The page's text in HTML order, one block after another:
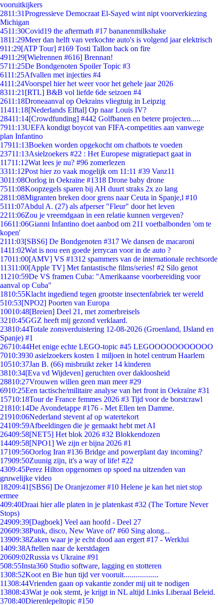
vooruitkijkers
2811:31Progressieve Democraat El-Sayed wint nipt voorverkiezing
Michigan
4511:30Covid19 the aftermath #17 bananenmilkshake
1811:29Meer dan helft van verkochte auto's is volgend jaar elektrisch
911:29[ATP Tour] #169 Tosti Tallon back on fire
4911:29[Wielrennen #616] Brennan!
5711:25De Bondgenoten Spoiler Topic #3
6111:25Afvallen met injecties #4
4111:24Voorspel hier het weer voor het gehele jaar 2026
8311:21 [RTL] B&B vol liefde 6de seizoen #4
2611:18Droneaanval op Oekrains vliegtuig in Leipzig
11411:18[Nederlands Elftal] Op naar Louis IV?
28411:14[Crowdfunding] #442 Golfbanen en betere projecten.....
7911:13UEFA kondigt boycot van FIFA-competities aan vanwege
plan Infantino
17911:13Boeken worden opgekocht om chatbots te voeden
23711:13Asielzoekers #22 : Het Europese migratiepact gaat in
11711:12Wat lees je nu? #96 zomerlezen
3311:12Post hier zo vaak mogelijk om 11:11 #39 Vanz11
3011:08Oorlog in Oekraïne #1318 Drone baby drone
7511:08Koopzegels sparen bij AH duurt straks 2x zo lang
2811:08Migranten breken door grens naar Ceuta in Spanje,l #10
5111:07Abdul A. (27) als afperser "Fleur" door het leven
2211:06Zou je vreemdgaan in een relatie kunnen vergeven?
16611:06Gianni Infantino doet aanbod om 211 voetbalbonden 'om te
kopen'
2111:03[SBS6] De Bondgenoten #317 We dansen de macaroni
1411:02Wat is nou een goede jerrycan voor in de auto ?
17011:00[AMV] VS #1312 spammers van de internationale rechtsorde
11311:00[Apple TV] Met fantastische films/series! #2 Silo genot
11210:59De VS framen Cuba: "Amerikaanse voorbereiding voor
aanval op Cuba"
1810:55Klacht ingediend tegen grootste insectenfabriek ter wereld
510:53[NPO2] Poorten van Europa
10010:48[Breien] Deel 21, met zomerbreisels
3210:45GGZ heeft mij gezond verklaard.
23810:44Totale zonsverduistering 12-08-2026 (Groenland, IJsland en
Spanje) #1
26710:44Het enige echte LEGO-topic #45 LEGOOOOOOOOOOO
7010:3930 asielzoekers kosten 1 miljoen in hotel centrum Haarlem
10510:37Jan B. (66) misbruikt zeker 14 kinderen
3810:34[Eva vd Wijdeven] geruchten over dakloosheid
28810:27Vrouwen willen geen man meer #29
6910:25Een tactische/militaire analyse van het front in Oekraïne #31
15710:18Tour de France femmes 2026 #3 Tijd voor de borstcrawl
21810:14De Avondetappe #176 - Met Ellen ten Damme.
21910:06Nederland stevent af op watertekort
24109:59Afbeeldingen die je gemaakt hebt met AI
26409:58[NET5] Het blok 2026 #32 Blokkendozen
14409:58[NPO1] We zijn er bijna 2026 #1
17109:56Oorlog Iran #136 Bridge and powerplant day incoming?
17909:50Zuunig zijn, it's a way of life! #22
4309:45Perez Hilton opgenomen op spoed na uitzenden van
gruwelijke video
18209:41 [SBS6] De Oranjezomer #10 Helene je kan het niet stop
ermee
409:40Draai hier alle platen in je platenkast #32 (The Torture Never
Stops)
24909:39[Dagboek] Veel aan hoofd - Deel 27
20609:38Punk, disco, New Wave of? #60 Sing along...
13909:38Zaken waar je je echt dood aan ergert #17 - Werklui
1409:38Aftellen naar de kerstdagen
20609:02Russia vs Ukraine #91
508:55Insta360 Studio software, lagging en stotteren
1308:52Koot en Bie hun tijd ver vooruit..................
11308:44Vrienden gaan op vakantie zonder mij uit te nodigen
13808:43Wat je ook stemt, je krijgt in NL altijd Links Liberaal Beleid.
3708:40Dierenlepeltopic #150